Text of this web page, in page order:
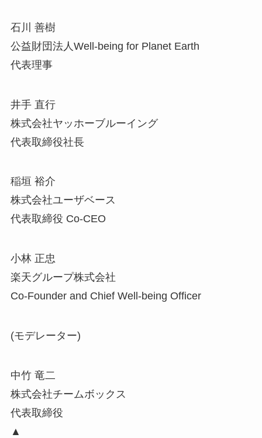
石川 善樹
公益財団法人Well-being for Planet Earth
代表理事
井手 直行
株式会社ヤッホーブルーイング
代表取締役社長
稲垣 裕介
株式会社ユーザベース
代表取締役 Co-CEO
小林 正忠
楽天グループ株式会社
Co-Founder and Chief Well-being Officer
(モデレーター)
中竹 竜二
株式会社チームボックス
代表取締役
▲